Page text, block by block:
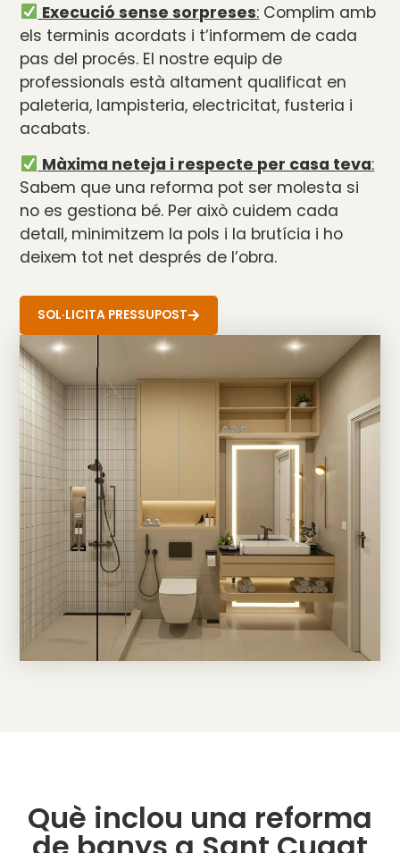
Execució sense sorpreses: Complim amb
els terminis acordats i t’informem de cada
pas del procés. El nostre equip de
professionals està altament qualificat en
paleteria, lampisteria, electricitat, fusteria i
acabats.
Màxima neteja i respecte per casa teva:
Sabem que una reforma pot ser molesta si
no es gestiona bé. Per això cuidem cada
detall, minimitzem la pols i la brutícia i ho
deixem tot net després de l’obra.
SOL·LICITA PRESSUPOST
Què inclou una reforma